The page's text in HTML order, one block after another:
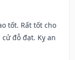
tốt. Rất tốt cho
đỗ đạt. Kỵ an